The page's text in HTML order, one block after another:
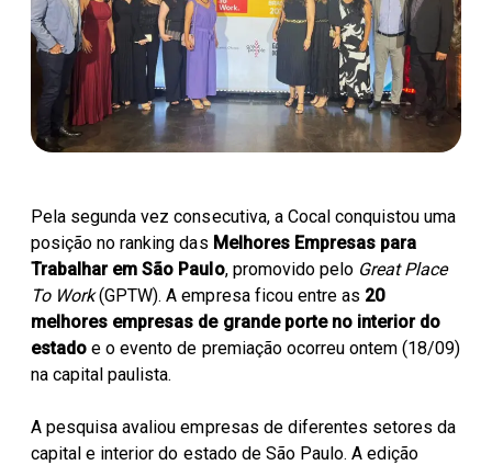
Parceiros Cocal
Unidades
Levedura Seca
Pela segunda vez consecutiva, a Cocal conquistou uma
posição no ranking das Melhores Empresas para
Trabalhar em São Paulo, promovido pelo Great Place
To Work(GPTW). A empresa ficou entre as 20
melhores empresas de grande porte no interior do
estado e o evento de premiação ocorreu ontem (18/09)
na capital paulista.
A pesquisa avaliou empresas de diferentes setores da
capital e interior do estado de São Paulo. A edição